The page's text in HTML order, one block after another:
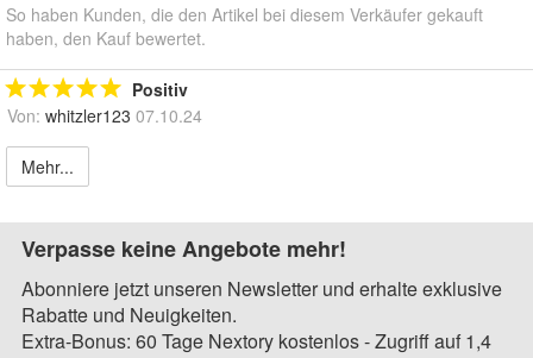
So haben Kunden, die den Artikel bei diesem Verkäufer gekauft
haben, den Kauf bewertet.
Positiv
Von: whitzler123 07.10.24
Mehr...
Verpasse keine Angebote mehr!
Abonniere jetzt unseren Newsletter und erhalte exklusive
Rabatte und Neuigkeiten.
Extra-Bonus: 60 Tage Nextory kostenlos - Zugriff auf 1,4